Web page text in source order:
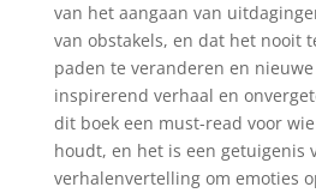
van het aangaan van
van obstakels, en dat het nooit
paden te veranderen en
inspirerend verhaal en
dit boek een must-read voor
houdt, en het is een getuigenis
verhalenvertelling om emoties